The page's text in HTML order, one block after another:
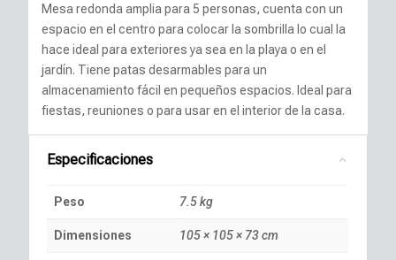
Mesa redonda amplia para 5 personas, cuenta con un
espacio en el centro para colocar la sombrilla lo cual la
hace ideal para exteriores ya sea en la playa o en el
jardín. Tiene patas desarmables para un
almacenamiento fácil en pequeños espacios. Ideal para
fiestas, reuniones o para usar en el interior de la casa.
Especificaciones
Peso 7.5 kg
Dimensiones 105 × 105 × 73 cm